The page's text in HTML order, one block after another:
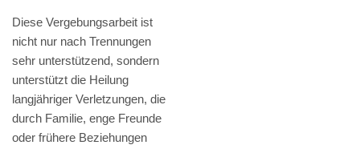
Diese Vergebungsarbeit ist
nicht nur nach Trennungen
sehr unterstützend, sondern
unterstützt die Heilung
langjähriger Verletzungen, die
durch Familie, enge Freunde
oder frühere Beziehungen